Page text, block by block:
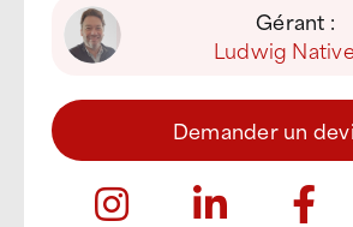
Gérant :
Ludwig
Demander un